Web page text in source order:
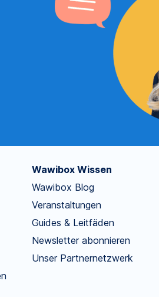
Wawibox Wissen
Wawibox Blog
Veranstaltungen
Guides & Leitfäden
Newsletter abonnieren
Unser Partnernetzwerk